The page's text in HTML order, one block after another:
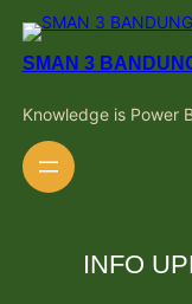
Skip
to
content
SMAN 3
Knowledge is Power
INFO